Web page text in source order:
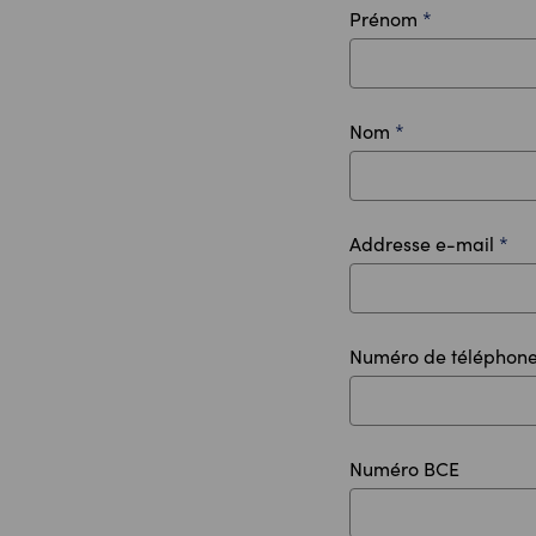
Prénom *
Nom *
Addresse e-mail *
Numéro de
Numéro BCE